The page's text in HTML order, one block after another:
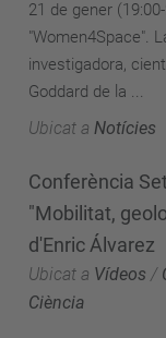
21 de gener
"Women4Space".
investigadora,
Goddard de la ...
Ubicat a Notícies
Conferència
"Mobilitat,
d'Enric Álvarez
Ubicat a Vídeos /
Ciència